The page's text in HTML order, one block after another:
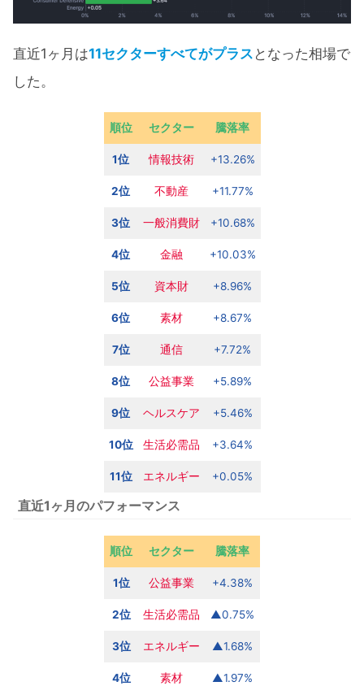
直近1ヶ月は11セクターすべてがプラス となった相場で
した。
順位 セクター 騰落率
1位 情報技術 +13.26%
2位 不動産 +11.77%
3位 一般消費財 +10.68%
4位 金融 +10.03%
5位 資本財 +8.96%
6位 素材 +8.67%
7位 通信 +7.72%
8位 公益事業 +5.89%
9位 ヘルスケア +5.46%
10位 生活必需品 +3.64%
11位 エネルギー +0.05%
直近1ヶ月のパフォーマンス
順位 セクター 騰落率
1位 公益事業 +4.38%
2位 生活必需品 ▲0.75%
3位 エネルギー ▲1.68%
4位 素材 ▲1.97%